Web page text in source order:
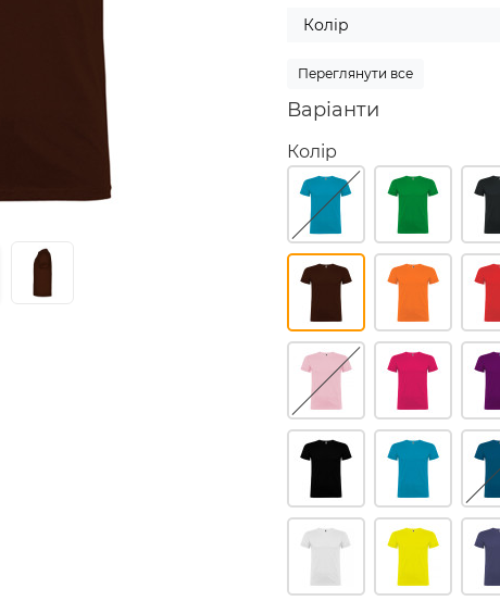
Колір
Переглянути все
Варіанти
Колір